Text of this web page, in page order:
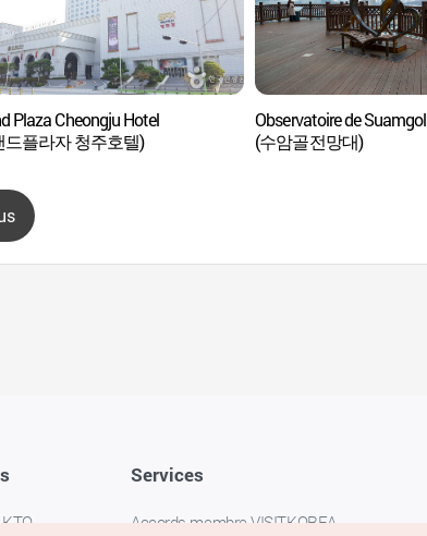
Plaza Cheongju Hotel
드플라자 청주호텔)
Observatoire de Suamgol
(수암골전망대)
Services
Accords membre VISITKOREA